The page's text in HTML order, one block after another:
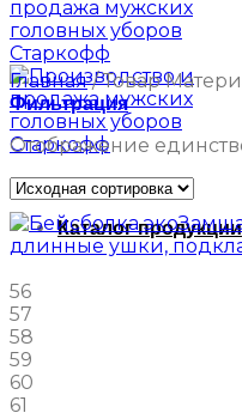
Каталог продукции
Главная /Товар
Фильтрация
Отображение
56
57
58
59
60
61